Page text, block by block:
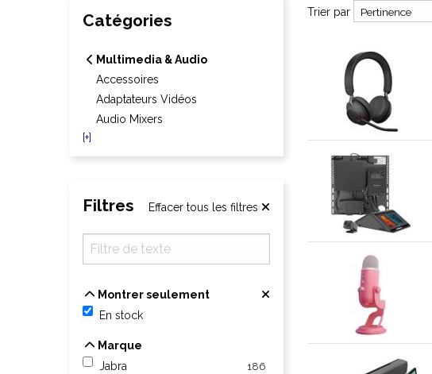
Catégories
Multimedia & Audio
Accessoires
Adaptateurs Vidéos
Audio Mixers
[+]
Filtres Effacer tous les filtres
Montrer seulement
En stock
Marque
Jabra
186
Trier par
Trier par